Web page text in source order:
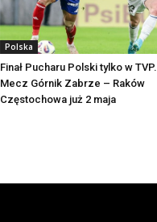
Polska
Finał Pucharu Polski tylko w TVP.
Mecz Górnik Zabrze – Raków
Częstochowa już 2 maja